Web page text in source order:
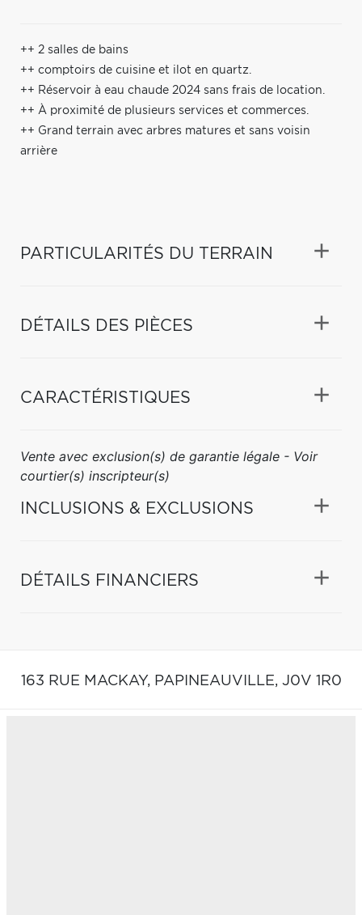
++ 2 salles de bains
++ comptoirs de cuisine et ilot en quartz.
++ Réservoir à eau chaude 2024 sans frais de location.
++ À proximité de plusieurs services et commerces.
++ Grand terrain avec arbres matures et sans voisin
arrière
PARTICULARITÉS DU TERRAIN
DÉTAILS DES PIÈCES
CARACTÉRISTIQUES
Vente avec exclusion(s) de garantie légale - Voir
courtier(s) inscripteur(s)
INCLUSIONS & EXCLUSIONS
DÉTAILS FINANCIERS
163 RUE MACKAY, PAPINEAUVILLE, J0V 1R0